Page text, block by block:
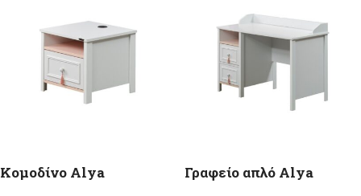
Κομοδίνο Alya
Γραφείο απλό Alya